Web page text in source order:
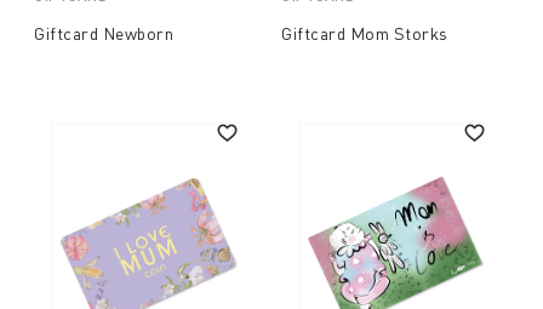
Giftcard Newborn Giftcard Mom Storks